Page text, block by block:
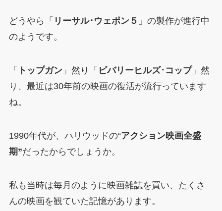
どうやら「 リーサル･ウェポン５ 」の製作が進行中
のようです。
「 トップガン」然り「 ビバリーヒルズ･コップ」然
り、最近は30年前の映画の復活が流行っています
ね。
1990年代が、ハリウッドの“アクション映画全盛
期”だったからでしょうか。
私も当時は毎月のように映画雑誌を買い、たくさ
んの映画を観ていた記憶があります。